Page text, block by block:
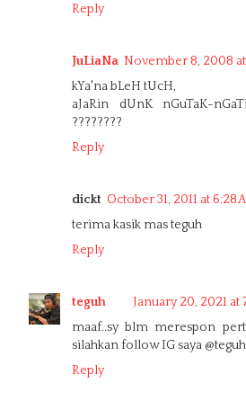
Reply
JuLiaNa November 8, 2008 at
kYa'na bLeH tUcH,
aJaRin dUnK nGuTaK-
????????
Reply
dickt October 31, 2011 at 6:28
terima kasik mas teguh
Reply
teguh
January 20, 2021 at
maaf..sy blm merespon
silahkan follow IG saya
Reply